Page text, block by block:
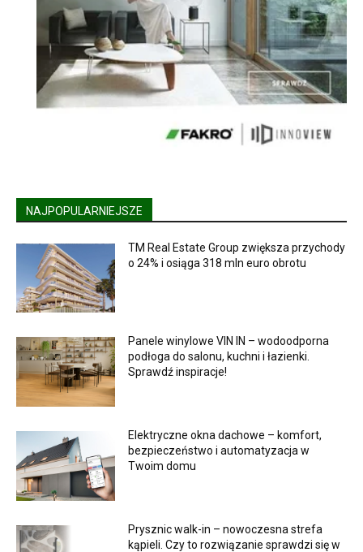
NAJPOPULARNIEJSZE
TM Real Estate Group zwiększa przychody
o 24% i osiąga 318 mln euro obrotu
Panele winylowe VIN IN – wodoodporna
podłoga do salonu, kuchni i łazienki.
Sprawdź inspiracje!
Elektryczne okna dachowe – komfort,
bezpieczeństwo i automatyzacja w
Twoim domu
Prysznic walk-in – nowoczesna strefa
kąpieli. Czy to rozwiązanie sprawdzi się w